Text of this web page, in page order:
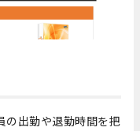
の出勤や退勤時間を把